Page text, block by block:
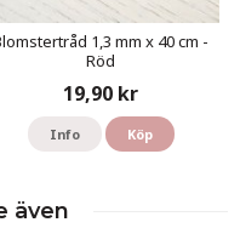
1,3 mm x 40 cm -
Röd
19,90 kr
Info Köp
även